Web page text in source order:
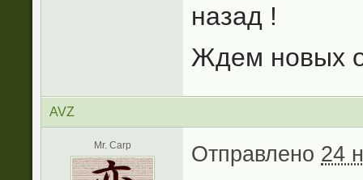
назад !
Ждем новых
AVZ
Mr. Carp Отправлено 24